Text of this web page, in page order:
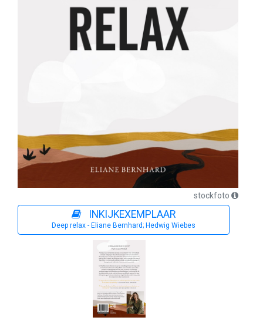
stockfoto
INKIJKEXEMPLAAR
Deep relax - Eliane Bernhard; Hedwig Wiebes